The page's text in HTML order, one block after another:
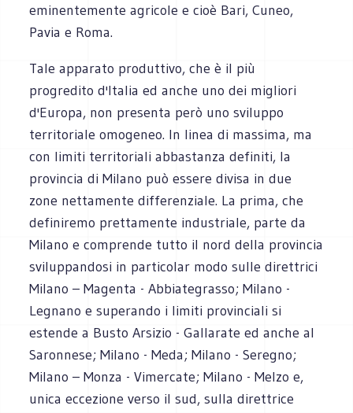
eminentemente agricole e cioè Bari, Cuneo,
Pavia e Roma.
Tale apparato produttivo, che è il più
progredito d'Italia ed anche uno dei migliori
d'Europa, non presenta però uno sviluppo
territoriale omogeneo. In linea di massima, ma
con limiti territoriali abbastanza definiti, la
provincia di Milano può essere divisa in due
zone nettamente differenziale. La prima, che
definiremo prettamente industriale, parte da
Milano e comprende tutto il nord della provincia
sviluppandosi in particolar modo sulle direttrici
Milano – Magenta - Abbiategrasso; Milano -
Legnano e superando i limiti provinciali si
estende a Busto Arsizio - Gallarate ed anche al
Saronnese; Milano - Meda; Milano - Seregno;
Milano – Monza - Vimercate; Milano - Melzo e,
unica eccezione verso il sud, sulla direttrice